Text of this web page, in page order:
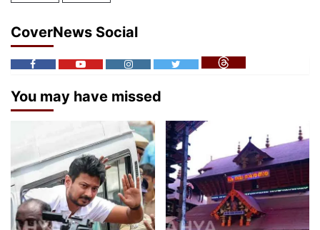
CoverNews Social
You may have missed